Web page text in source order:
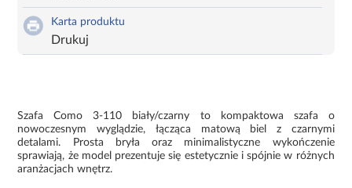
Karta produktu
Drukuj
Szafa Como 3-110 biały/czarny to kompaktowa szafa o
nowoczesnym wyglądzie, łącząca matową biel z czarnymi
detalami. Prosta bryła oraz minimalistyczne wykończenie
sprawiają, że model prezentuje się estetycznie i spójnie w różnych
aranżacjach wnętrz.